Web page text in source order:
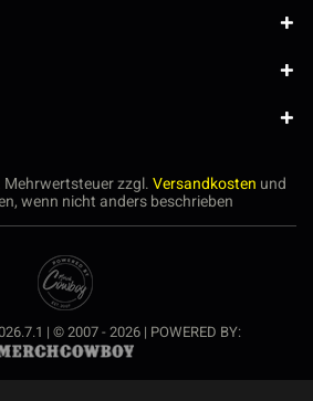
Mehrwertsteuer zzgl.Versandkosten und
wenn nicht anders beschrieben
| © 2007 - 2026 | POWERED BY: